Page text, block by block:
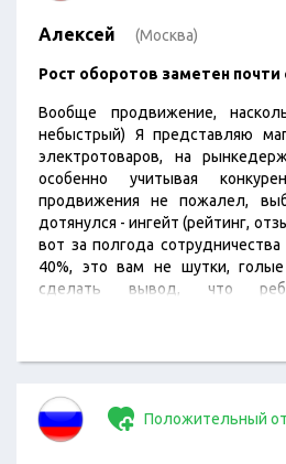
Алексей (Москва)
Рост оборотов заметен почти
Вообще продвижение,
небыстрый) Я представляю
электротоваров, на
особенно учитывая
продвижения не пожалел,
дотянулся - ингейт (рейтинг,
вот за полгода
40%, это вам не шутки,
сделать вывод, что
Положительный